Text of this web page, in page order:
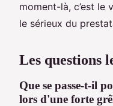
moment-là, c’est le
le sérieux du
Les questions
Que se passe-t-il
lors d'une forte